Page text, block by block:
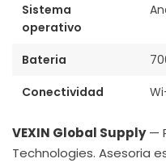
Sistema
operativo
Bateria
Conectividad
VEXIN Global Supply—
Technologies. Asesoria